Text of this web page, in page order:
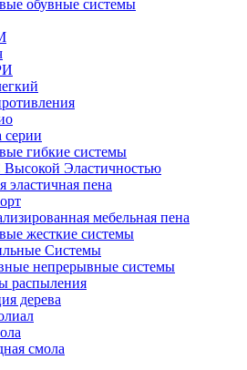
обувные системы
серии
гибкие системы
Эластичностью
эластичная пена
мебельная пена
жесткие системы
Системы
непрерывные системы
распыления
дерева
смола